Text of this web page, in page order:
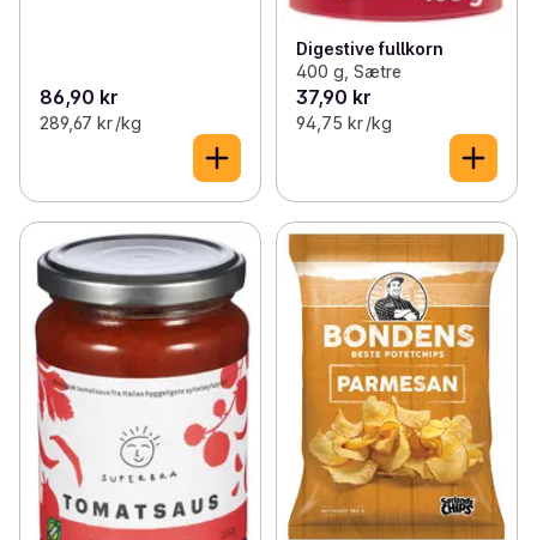
86,90 kr
289,67 kr /kg
Digestive fullkorn
400 g, Sætre
37,90 kr
94,75 kr /kg